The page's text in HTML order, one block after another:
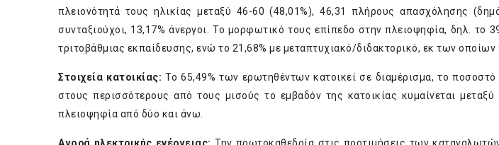
πλειονότητά τους ηλικίας μεταξύ 46-60 (48,01%), 46,31 πλήρους απασχόλησης
συνταξιούχοι, 13,17% άνεργοι. Το μορφωτικό τους επίπεδο στην πλειοψηφία, δηλ. το
τριτοβάθμιας εκπαίδευσης, ενώ το 21,68% με μεταπτυχιακό/διδακτορικό, εκ των οποίων
Στοιχεία κατοικίας: Το 65,49% των ερωτηθέντων κατοικεί σε διαμέρισμα, το ποσοστό
στους περισσότερους από τους μισούς το εμβαδόν της κατοικίας κυμαίνεται
πλειοψηφία από δύο και άνω.